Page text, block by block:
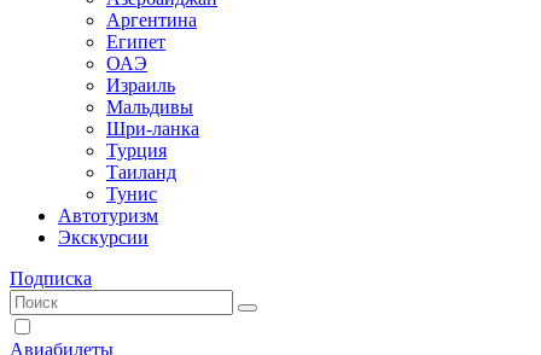
Аргентина
Египет
ОАЭ
Израиль
Мальдивы
Шри-ланка
Турция
Таиланд
Тунис
Автотуризм
Экскурсии
Подписка
Авиабилеты